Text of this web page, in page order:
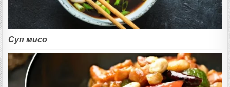
Суп мисо